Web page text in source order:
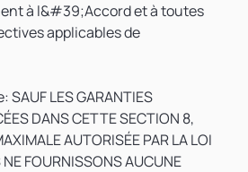
à l&#39;Accord et à toutes
applicables de
LES GARANTIES
DANS CETTE SECTION 8,
AUTORISÉE PAR LA LOI
FOURNISSONS AUCUNE